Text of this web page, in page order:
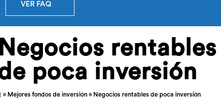
VER FAQ
rentables
poca inversión
» Mejores fondos de inversión » Negocios rentables de poca inversión